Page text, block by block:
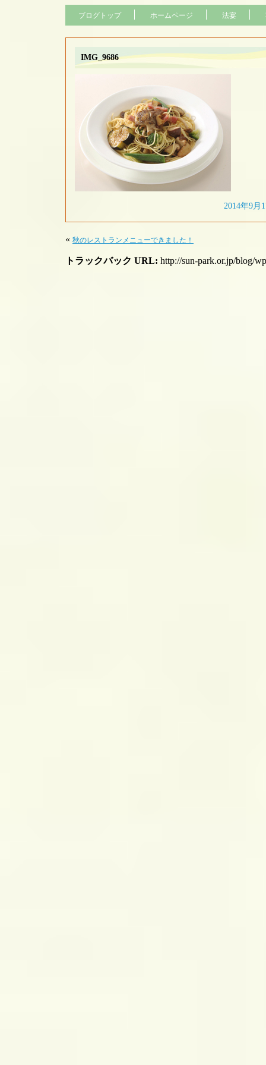
ブログトップ ホームページ 法宴
IMG_9686
2014年9月
« 秋のレストランメニューできました！
トラックバック URL: http://sun-park.or.jp/blog/